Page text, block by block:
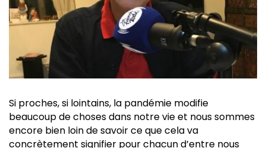
Si proches, si lointains, la pandémie modifie
beaucoup de choses dans notre vie et nous sommes
encore bien loin de savoir ce que cela va
concrètement signifier pour chacun d’entre nous